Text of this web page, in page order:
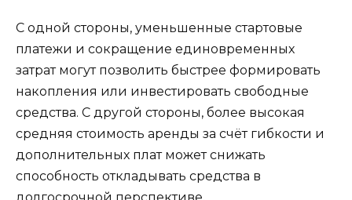
С одной стороны, уменьшенные стартовые
платежи и сокращение единовременных
затрат могут позволить быстрее формировать
накопления или инвестировать свободные
средства. С другой стороны, более высокая
средняя стоимость аренды за счёт гибкости и
дополнительных плат может снижать
способность откладывать средства в